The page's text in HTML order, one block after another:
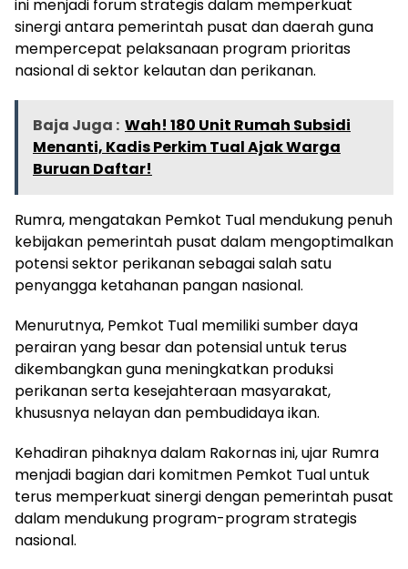
ini menjadi forum strategis dalam memperkuat
sinergi antara pemerintah pusat dan daerah guna
mempercepat pelaksanaan program prioritas
nasional di sektor kelautan dan perikanan.
Baja Juga : Wah! 180 Unit Rumah Subsidi
Menanti, Kadis Perkim Tual Ajak Warga
Buruan Daftar!
Rumra, mengatakan Pemkot Tual mendukung penuh
kebijakan pemerintah pusat dalam mengoptimalkan
potensi sektor perikanan sebagai salah satu
penyangga ketahanan pangan nasional.
Menurutnya, Pemkot Tual memiliki sumber daya
perairan yang besar dan potensial untuk terus
dikembangkan guna meningkatkan produksi
perikanan serta kesejahteraan masyarakat,
khususnya nelayan dan pembudidaya ikan.
Kehadiran pihaknya dalam Rakornas ini, ujar Rumra
menjadi bagian dari komitmen Pemkot Tual untuk
terus memperkuat sinergi dengan pemerintah pusat
dalam mendukung program-program strategis
nasional.